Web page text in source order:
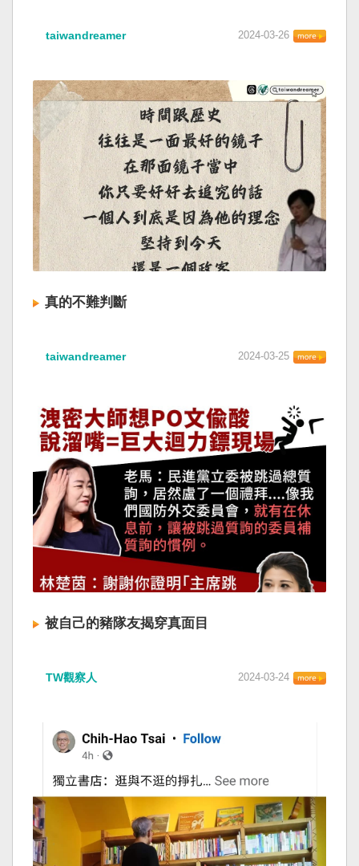
taiwandreamer 2024-03-26
真的不難判斷
taiwandreamer 2024-03-25
被自己的豬隊友揭穿真面目
TW觀察人 2024-03-24